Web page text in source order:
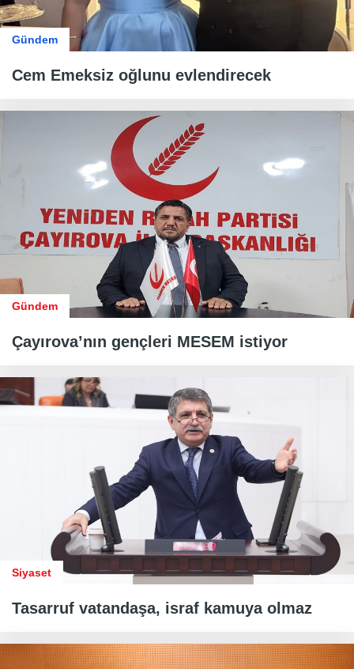
Gündem
Cem Emeksiz oğlunu evlendirecek
Gündem
Çayırova’nın gençleri MESEM istiyor
Siyaset
Tasarruf vatandaşa, israf kamuya olmaz